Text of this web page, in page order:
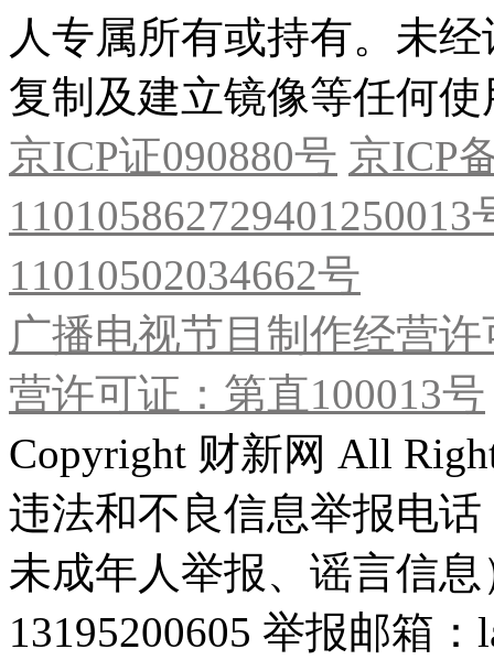
人专属所有或持有。未
复制及建立镜像等任何使
京ICP证090880号 京ICP
11010502034662号
广播电视节目制作经营
营许可证：第直100013号
Copyright 财新网 All
违法和不良信息举报电
未成年人举报、谣言信
13195200605 举报邮箱